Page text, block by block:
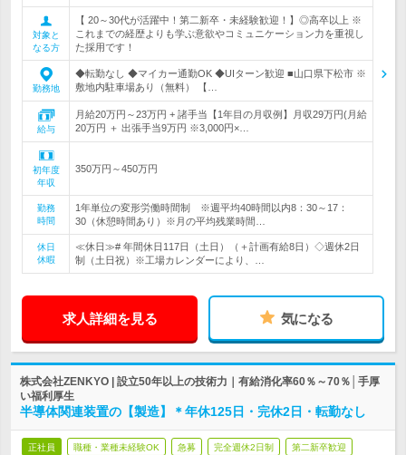
対象と
なる方
【 20～30代が活躍中！第二新卒・未経験歓迎！】◎高卒以上 ※
これまでの経歴よりも学ぶ意欲やコミュニケーション力を重視し
た採用です！
勤務地
◆転勤なし ◆マイカー通勤OK ◆UIターン歓迎 ■山口県下松市 ※
敷地内駐車場あり（無料） 【…
給与
月給20万円～23万円 + 諸手当【1年目の月収例】月収29万円(月給
20万円 ＋ 出張手当9万円 ※3,000円×…
初年度
年収
350万円～450万円
勤務
時間
1年単位の変形労働時間制 ※週平均40時間以内8：30～17：
30（休憩時間あり）※月の平均残業時間…
休日
休暇
≪休日≫# 年間休日117日（土日）（＋計画有給8日）◇週休2日
制（土日祝）※工場カレンダーにより、…
求人詳細を見る 気になる
株式会社ZENKYO | 設立50年以上の技術力｜有給消化率60％～70％│手厚
い福利厚生
半導体関連装置の【製造】＊年休125日・完休2日・転勤なし
正社員 職種・業種未経験OK 急募 完全週休2日制 第二新卒歓迎